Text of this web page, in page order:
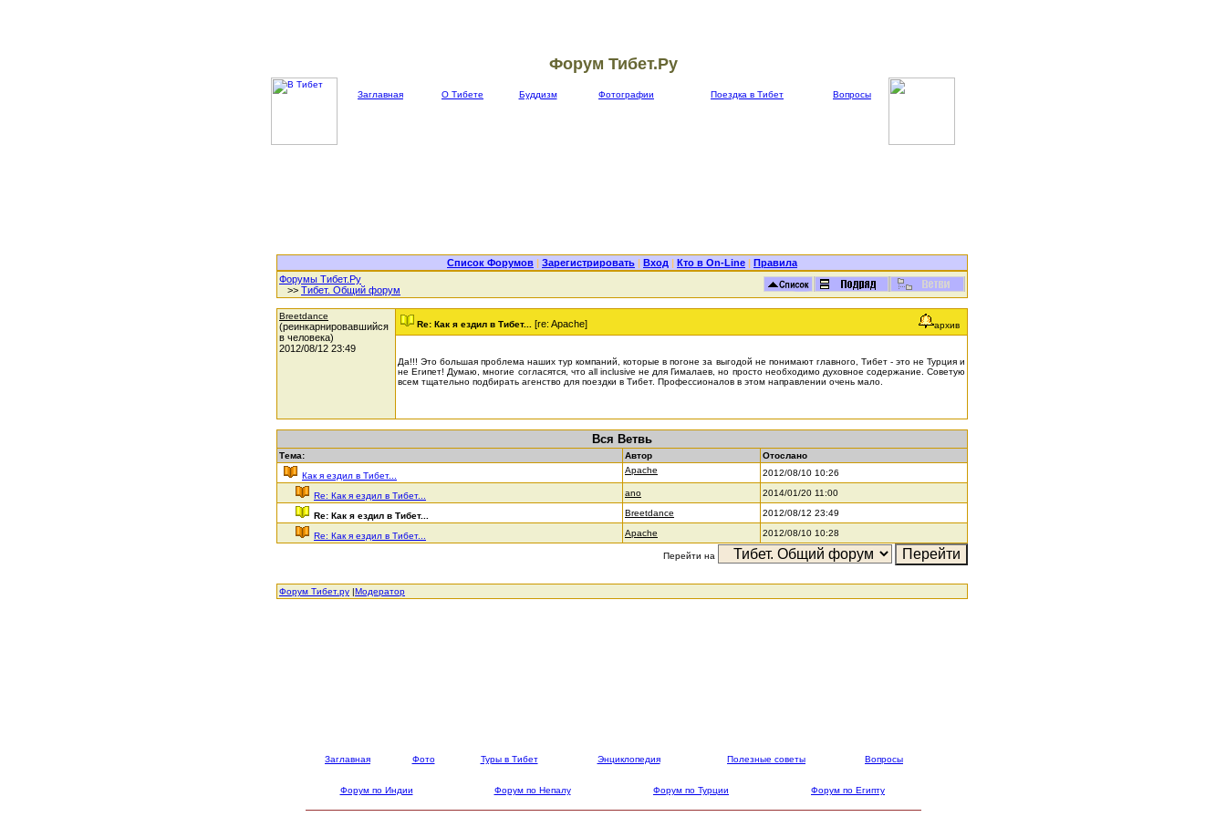
Форум Тибет.Ру
Заглавная О Тибете Буддизм Фотографии Поездка в Тибет Вопросы
Список Форумов | Зарегистрировать | Вход | Кто в On-Line | Правила
Форумы Тибет.Ру
>> Тибет. Общий форум
Breetdance
(реинкарнировавшийся
в человека)
2012/08/12 23:49
Re: Как я ездил в Тибет... [re: Apache] архив
Да!!! Это большая проблема наших тур компаний, которые в погоне за выгодой не понимают главного, Тибет - это не Турция и
не Египет! Думаю, многие согласятся, что all inclusive не для Гималаев, но просто необходимо духовное содержание. Советую
всем тщательно подбирать агенство для поездки в Тибет. Профессионалов в этом направлении очень мало.
Вся Ветвь
Тема: Автор
Отослано
Как я ездил в Тибет...
Apache 2012/08/10 10:26
Re: Как я ездил в Тибет... ano 2014/01/20 11:00
Re: Как я ездил в Тибет... Breetdance 2012/08/12 23:49
Re: Как я ездил в Тибет... Apache 2012/08/10 10:28
Перейти на
Форум Тибет.ру |Модератор
Заглавная Фото Туры в Тибет Энциклопедия Полезные советы Вопросы
Форум по Индии Форум по Непалу Форум по Турции Форум по Египту